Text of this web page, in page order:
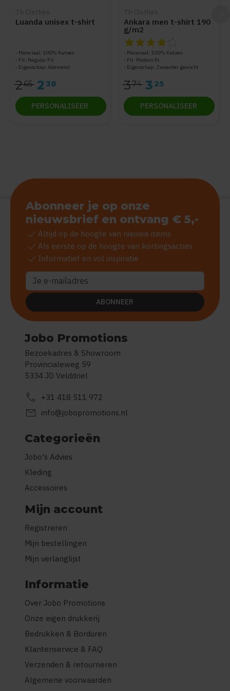
Luanda unisex t-shirt
Materiaal: 100% Katoen
Fit: Regular Fit
Eigenschap: Ademend
265 2 38
PERSONALISEER
Ankara men t-shirt 190
g/m2
De beoordeling van dit
Materiaal: 100% Katoen
Fit: Modern fit
Eigenschap: Zwaarder gewicht
374 3 25
PERSONALISEER
Jobo Promotions
Bezoekadres & Showroom
Provincialeweg 59
5334 JD Velddriel
call +31 418 511 972
mail info@jobopromotions.nl
Categorieën
Jobo's Advies
Kleding
Accessoires
Mijn account
Registreren
Mijn bestellingen
Mijn verlanglijst
Informatie
Over Jobo Promotions
Onze eigen drukkerij
Bedrukken & Borduren
Klantenservice & FAQ
Verzenden & retourneren
Algemene voorwaarden
Abonneer je op onze
nieuwsbrief en ontvang € 5,-
check Altijd op de hoogte van nieuwe items
check Als eerste op de hoogte van kortingsacties
check Informatief en vol inspiratie
ABONNEER